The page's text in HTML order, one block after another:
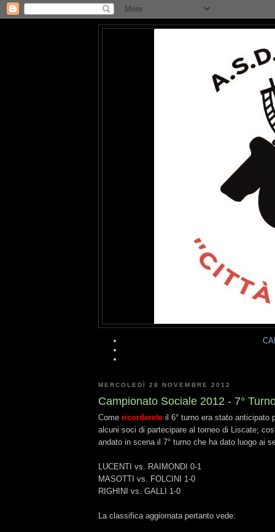
MERCOLEDÌ 28 NOVEMBRE 2012
Campionato Sociale 2012 - 7°
Come ricorderete il 6° turno era stato anticipato
alcuni soci di partecipare al torneo di Liscate;
andato in scena il 7° turno che ha dato luogo ai
LUCENTI vs. RAIMONDI 0-1
MASOTTI vs. FOLCINI 1-0
RIGHINI vs. GALLI 1-0
La classifica aggiornata pertanto vede: